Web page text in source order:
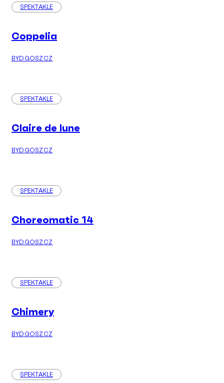
SPEKTAKLE
Coppelia
BYDGOSZCZ
SPEKTAKLE
Claire de lune
BYDGOSZCZ
SPEKTAKLE
Choreomatic 14
BYDGOSZCZ
SPEKTAKLE
Chimery
BYDGOSZCZ
SPEKTAKLE